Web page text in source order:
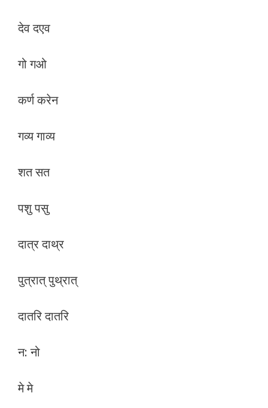
देव दएव
गो गओ
कर्ण करेन
गव्‍य गाव्‍य
शत सत
पशु पसु
दात्र दाथ्र
पुत्रात् पुथ्रात्
दातरि दातरि
न: नो
मे मे